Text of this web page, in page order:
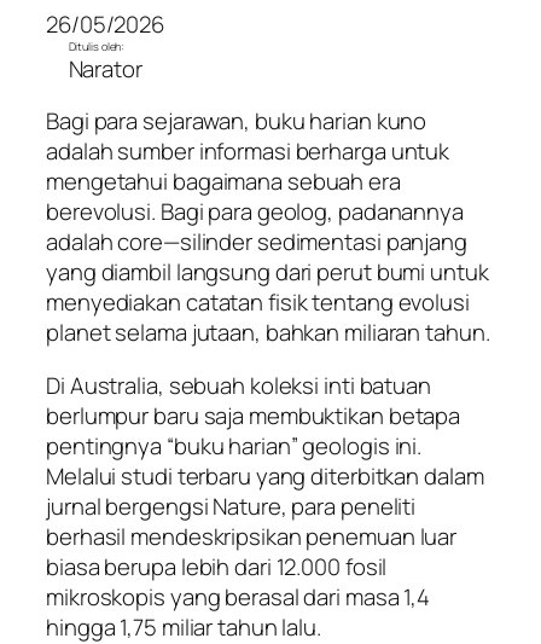
26/05/2026
Ditulis oleh:
Narator
Bagi para sejarawan, buku harian kuno
adalah sumber informasi berharga untuk
mengetahui bagaimana sebuah era
berevolusi. Bagi para geolog, padanannya
adalah core—silinder sedimentasi panjang
yang diambil langsung dari perut bumi untuk
menyediakan catatan fisik tentang evolusi
planet selama jutaan, bahkan miliaran tahun.
Di Australia, sebuah koleksi inti batuan
berlumpur baru saja membuktikan betapa
pentingnya “buku harian” geologis ini.
Melalui studi terbaru yang diterbitkan dalam
jurnal bergengsi Nature, para peneliti
berhasil mendeskripsikan penemuan luar
biasa berupa lebih dari 12.000 fosil
mikroskopis yang berasal dari masa 1,4
hingga 1,75 miliar tahun lalu.